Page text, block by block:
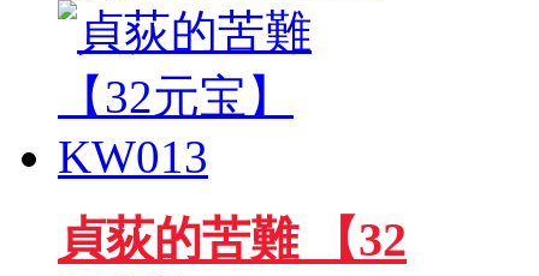
貞荻的苦難 【32